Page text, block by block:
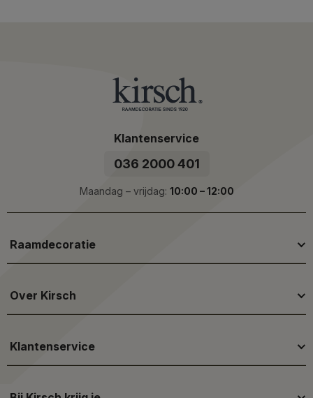
Klantenservice
036 2000 401
Maandag – vrijdag: 10:00 – 12:00
Raamdecoratie
Over Kirsch
Klantenservice